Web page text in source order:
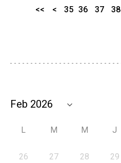
<< < 35 36 37 38
L M M J
26 27 28 29